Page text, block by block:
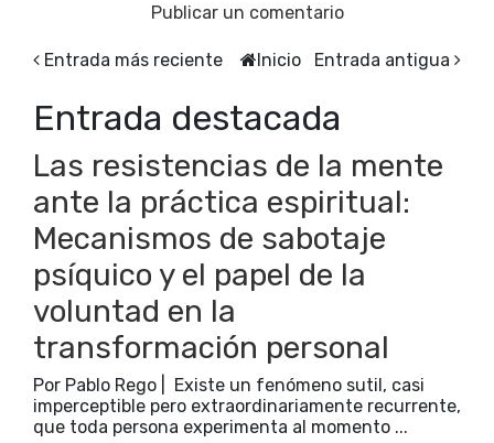
Publicar un comentario
Entrada más reciente Entrada antigua
Inicio
Entrada destacada
Las resistencias de la mente
ante la práctica espiritual:
Mecanismos de sabotaje
psíquico y el papel de la
voluntad en la
transformación personal
Por Pablo Rego | Existe un fenómeno sutil, casi
imperceptible pero extraordinariamente recurrente,
que toda persona experimenta al momento ...